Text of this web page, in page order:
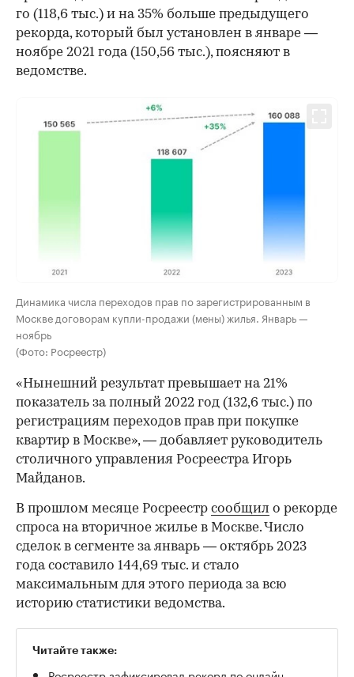
го (118,6 тыс.) и на 35% больше предыдущего
рекорда, который был установлен в январе —
ноябре 2021 года (150,56 тыс.), поясняют в
ведомстве.
Динамика числа переходов прав по зарегистрированным в
Москве договорам купли-продажи (мены) жилья. Январь —
ноябрь
(Фото: Росреестр)
«Нынешний результат превышает на 21%
показатель за полный 2022 год (132,6 тыс.) по
регистрациям переходов прав при покупке
квартир в Москве», — добавляет руководитель
столичного управления Росреестра Игорь
Майданов.
В прошлом месяце Росреестр сообщил о рекорде
спроса на вторичное жилье в Москве. Число
сделок в сегменте за январь — октябрь 2023
года составило 144,69 тыс. и стало
максимальным для этого периода за всю
историю статистики ведомства.
Читайте также: